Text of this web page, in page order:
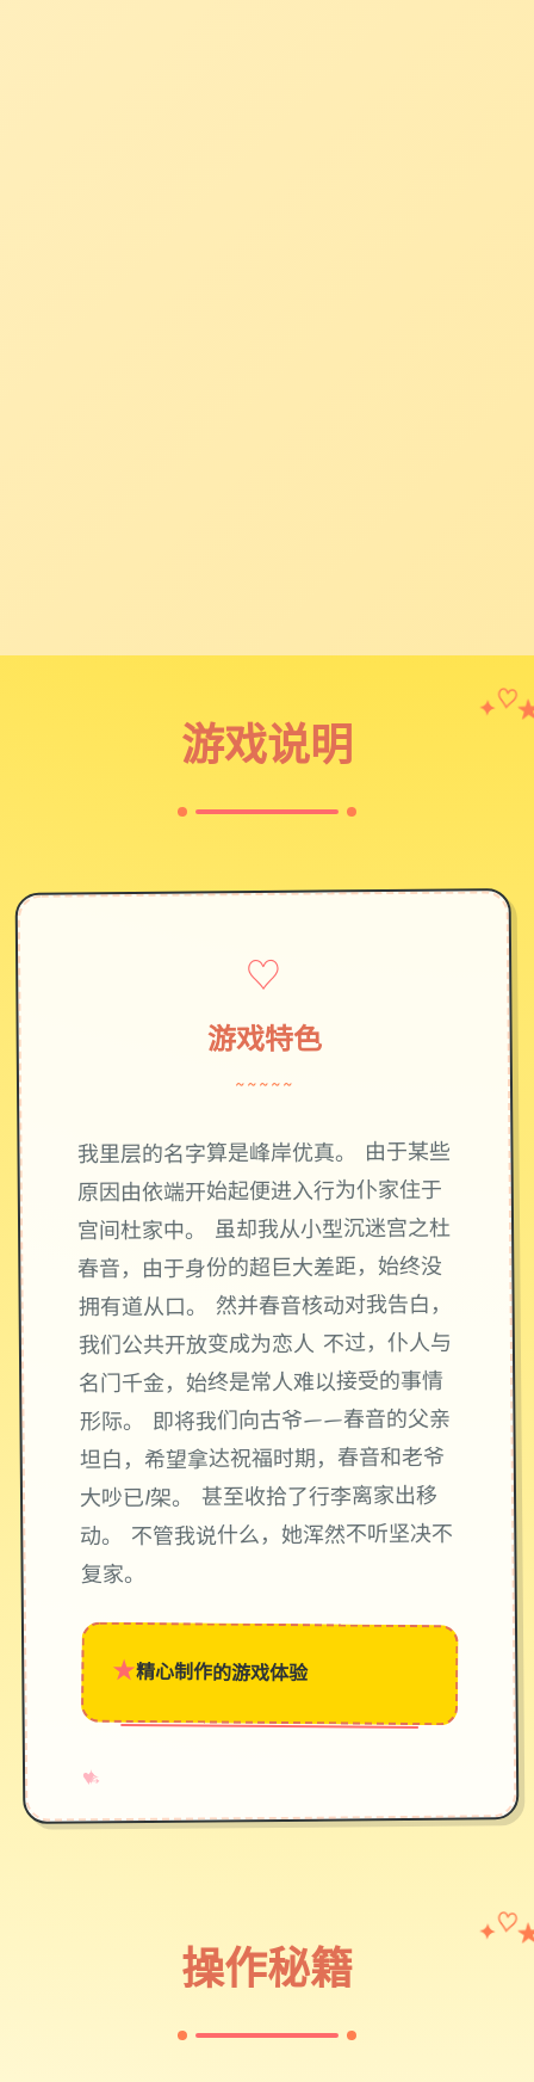
游戏说明
✦ ♡
♡
游戏特色
~~~~~
我里层的名字算是峰岸优真。 由于某些
原因由依端开始起便进入行为仆家住于
宫间杜家中。 虽却我从小型沉迷宫之杜
春音，由于身份的超巨大差距，始终没
拥有道从口。 然并春音核动对我告白，
我们公共开放变成为恋人 不过，仆人与
名门千金，始终是常人难以接受的事情
形际。 即将我们向古爷——春音的父亲
坦白，希望拿达祝福时期，春音和老爷
大吵已1架。 甚至收拾了行李离家出移
动。 不管我说什么，她浑然不听坚决不
复家。
★精心制作的游戏体验
♥
✧
→
操作秘籍
✦ ♡